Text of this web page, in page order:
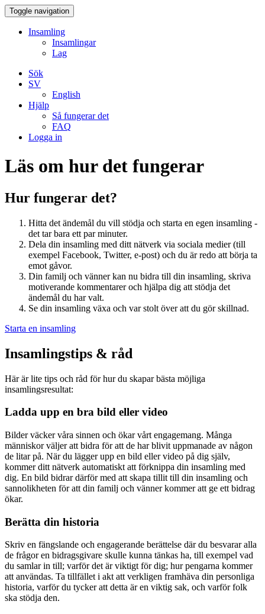
Toggle navigation
Insamling
Insamlingar
Lag
Sök
SV
English
Hjälp
Så fungerar det
FAQ
Logga in
Läs om hur det fungerar
Hur fungerar det?
Hitta det ändemål du vill stödja och starta en egen insamling -
det tar bara ett par minuter.
Dela din insamling med ditt nätverk via sociala medier (till
exempel Facebook, Twitter, e-post) och du är redo att börja ta
emot gåvor.
Din familj och vänner kan nu bidra till din insamling, skriva
motiverande kommentarer och hjälpa dig att stödja det
ändemål du har valt.
Se din insamling växa och var stolt över att du gör skillnad.
Starta en insamling
Insamlingstips & råd
Här är lite tips och råd för hur du skapar bästa möjliga
insamlingsresultat:
Ladda upp en bra bild eller video
Bilder väcker våra sinnen och ökar vårt engagemang. Många
människor väljer att bidra för att de har blivit uppmanade av någon
de litar på. När du lägger upp en bild eller video på dig själv,
kommer ditt nätverk automatiskt att förknippa din insamling med
dig. En bild bidrar därför med att skapa tillit till din insamling och
sannolikheten för att din familj och vänner kommer att ge ett bidrag
ökar.
Berätta din historia
Skriv en fängslande och engagerande berättelse där du besvarar alla
de frågor en bidragsgivare skulle kunna tänkas ha, till exempel vad
du samlar in till; varför det är viktigt för dig; hur pengarna kommer
att användas. Ta tillfället i akt att verkligen framhäva din personliga
historia, varför du tycker att detta är en viktig sak, och varför folk
ska stödja den.